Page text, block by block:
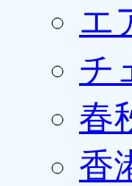
エ
チ
春
香